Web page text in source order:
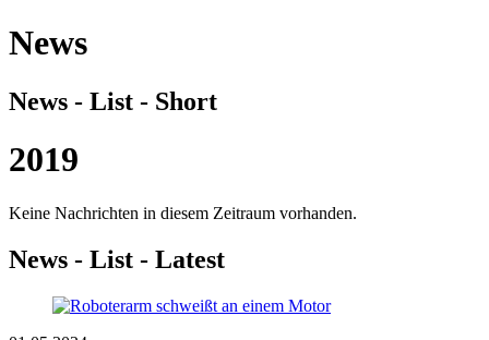
News
News - List - Short
2019
Keine Nachrichten in diesem Zeitraum vorhanden.
News - List - Latest